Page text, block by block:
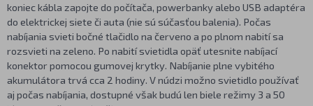
koniec kábla zapojte do počítača, powerbanky alebo USB adaptéra
do elektrickej siete či auta (nie sú súčasťou balenia). Počas
nabíjania svieti bočné tlačidlo na červeno a po plnom nabití sa
rozsvieti na zeleno. Po nabití svietidla opäť utesnite nabíjací
konektor pomocou gumovej krytky. Nabíjanie plne vybitého
akumulátora trvá cca 2 hodiny. V núdzi možno svietidlo používať
aj počas nabíjania, dostupné však budú len biele režimy 3 a 50